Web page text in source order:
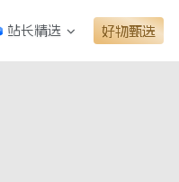
站长精选 好物甄选